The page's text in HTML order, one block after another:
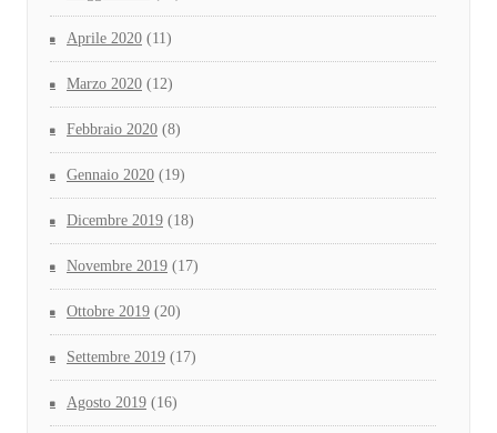
Aprile 2020 (11)
Marzo 2020 (12)
Febbraio 2020 (8)
Gennaio 2020 (19)
Dicembre 2019 (18)
Novembre 2019 (17)
Ottobre 2019 (20)
Settembre 2019 (17)
Agosto 2019 (16)